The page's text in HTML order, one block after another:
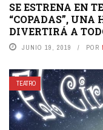
SE ESTRENA EN
“COPADAS”, UNA
DIVERTIRÁ A
JUNIO 19, 2019 POR
TEATRO